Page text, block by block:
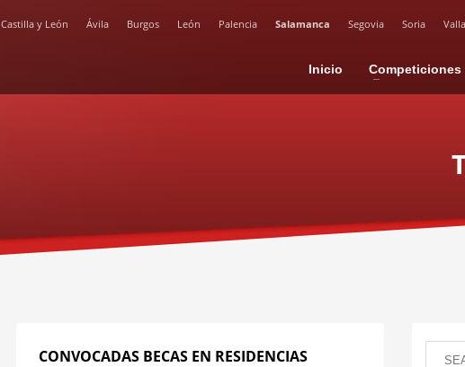
Castilla y León Ávila Burgos León Palencia Salamanca Segovia Soria
Inicio Competiciones
CONVOCADAS BECAS EN RESIDENCIAS